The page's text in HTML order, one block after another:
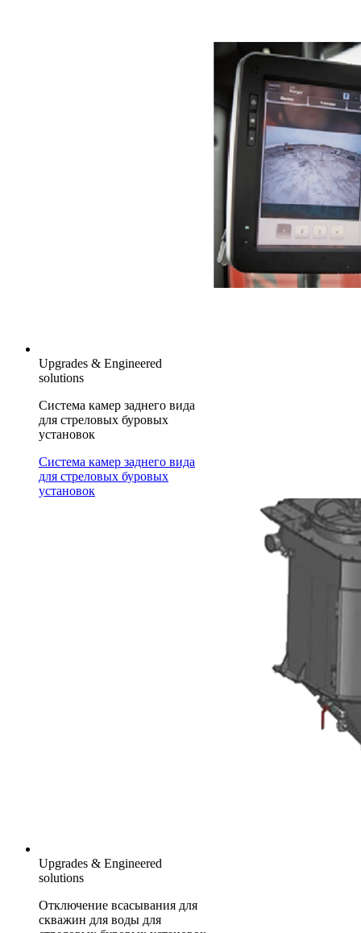
Upgrades & Engineered
solutions
Система камер заднего вида
для стреловых буровых
установок
Система камер заднего вида
для стреловых буровых
установок
Upgrades & Engineered
solutions
Отключение всасывания для
скважин для воды для